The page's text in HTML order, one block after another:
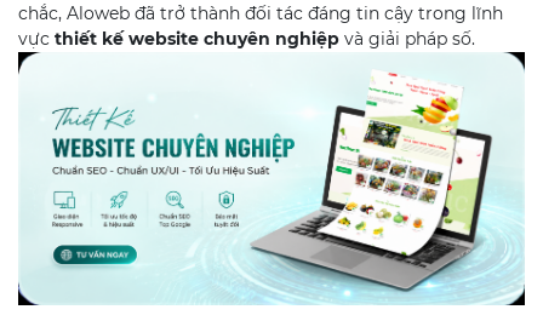
chắc, Aloweb đã trở thành đối tác đáng tin cậy trong lĩnh
vực thiết kế website chuyên nghiệp và giải pháp số.